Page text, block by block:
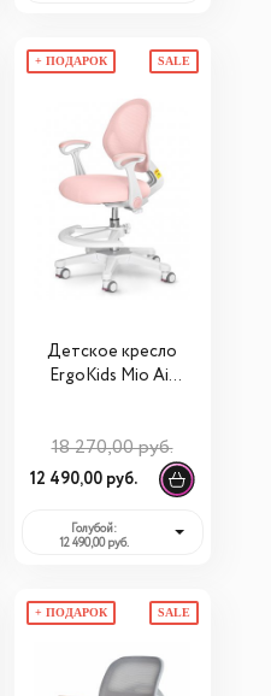
SALE
+ ПОДАРОК
Детское кресло
ErgoKids Mio Air
18 270,00 руб.
12 490,00 руб.
Голубой:
12 490,00 руб.
SALE
+ ПОДАРОК